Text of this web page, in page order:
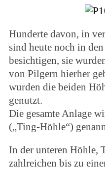
Hunderte davon, in
sind heute noch in
besichtigen, sie
von Pilgern hierher
wurden die beiden
genutzt.
Die gesamte Anlage
(„Ting-Höhle“)
In der unteren Höhle,
zahlreichen bis zu